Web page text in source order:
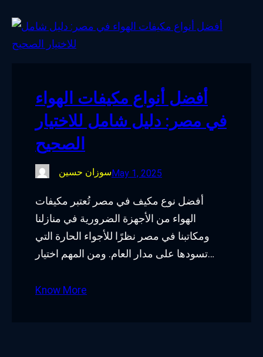
أفضل أنواع مكيفات الهواء
في مصر: دليل شامل للاختيار
الصحيح
سوزان حسين May 1, 2025
أفضل نوع مكيف في مصر تُعتبر مكيفات
الهواء من الأجهزة الضرورية في منازلنا
ومكاتبنا في مصر نظرًا للأجواء الحارة التي
تسودها على مدار العام. ومن المهم اختيار…
Know More